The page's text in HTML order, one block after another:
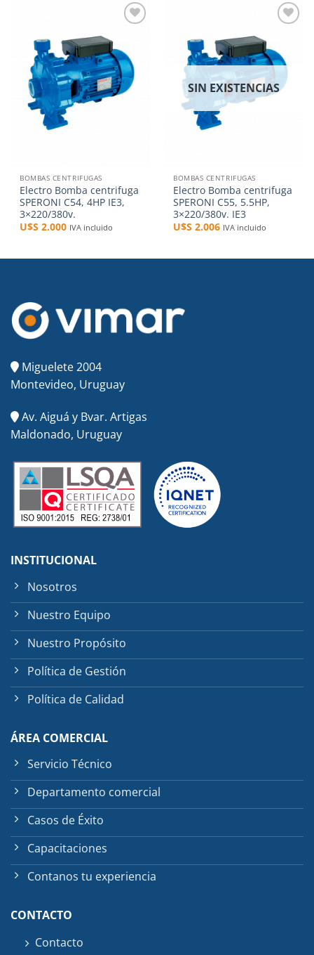
lista de
deseos
BOMBAS CENTRIFUGAS
Electro Bomba centrifuga
SPERONI C54, 4HP IE3,
3×220/380v.
U$S2.000 IVA incluido
lista de
deseos
SIN EXISTENCIAS
BOMBAS CENTRIFUGAS
Electro Bomba centrifuga
SPERONI C55, 5.5HP,
3×220/380v. IE3
U$S2.006 IVA incluido
Miguelete 2004
Montevideo, Uruguay
Av. Aiguá y Bvar. Artigas
Maldonado, Uruguay
INSTITUCIONAL
Nosotros
Nuestro Equipo
Nuestro Propósito
Política de Gestión
Política de Calidad
ÁREA COMERCIAL
Servicio Técnico
Departamento comercial
Casos de Éxito
Capacitaciones
Contanos tu experiencia
CONTACTO
Contacto